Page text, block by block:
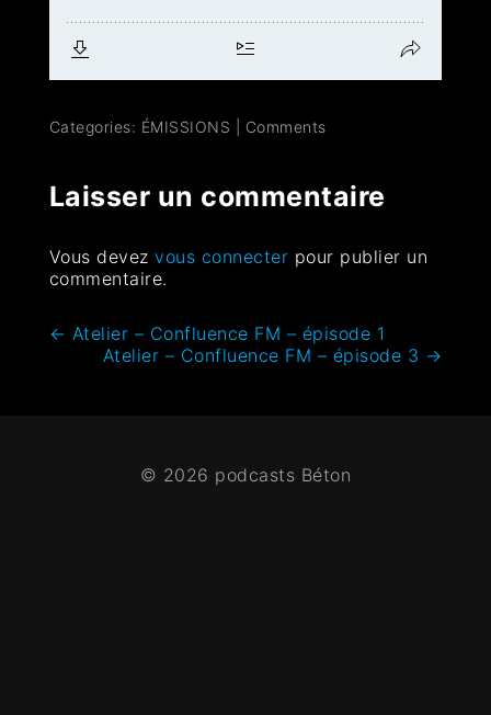
Categories: ÉMISSIONS Comments
Laisser un commentaire
Vous devezvous connecter pour publier un
commentaire.
← Atelier – Confluence FM – épisode 1
Atelier – Confluence FM – épisode 3 →
© 2026 podcasts Béton